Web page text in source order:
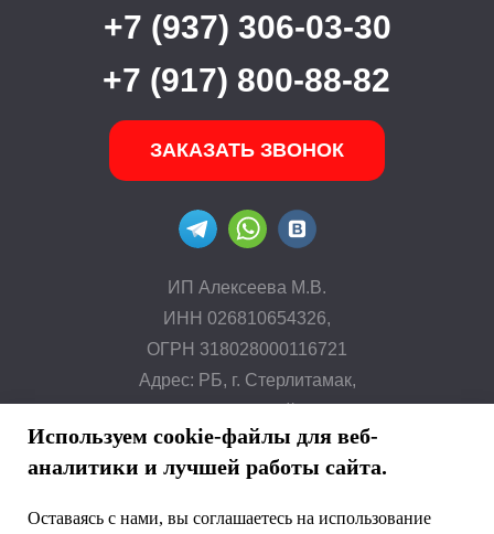
ВКЛИМАТЕ.рф © 2014 г.
Все права защищены. Копирование и
+7 (937) 306-03-30
ЗАКАЗАТЬ ЗВОНОК
ИП Алексеева М.В.
ИНН 026810654326,
ОГРН 318028000116721
Адрес: РБ, г. Стерлитамак,
+7 (917) 800-88-82
Используем cookie-файлы для веб-
аналитики и лучшей работы сайта.
Оставаясь с нами, вы соглашаетесь на использование